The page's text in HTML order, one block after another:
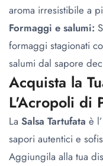
aroma irresistibile a
Formaggi e salumi:
formaggi stagionati
salumi dal sapore
Acquista la
L'Acropoli di
La Salsa Tartufata è
sapori autentici e
Aggiungila alla tua